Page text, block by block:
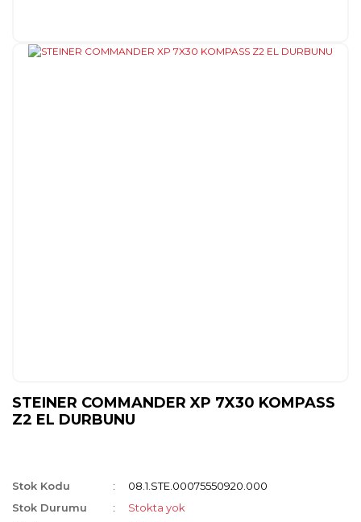
STEINER COMMANDER XP 7X30 KOMPASS
Z2 EL DURBUNU
Stok Kodu
08.1.STE.00075550920.000
Stok Durumu
Stokta yok